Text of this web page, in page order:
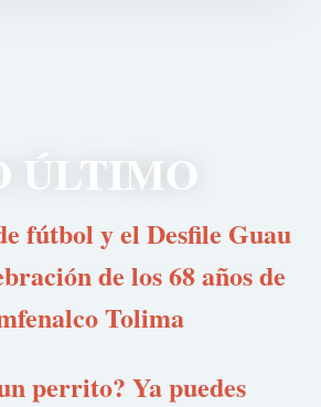
ÚLTIMO
fútbol y el Desfile Guau
de los 68 años de
Tolima
perrito? Ya puedes